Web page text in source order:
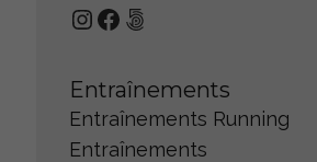
Instagram
Facebook
500px
Entraînements
Entraînements Running
Entraînements